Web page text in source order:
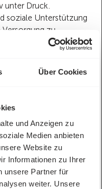
Über Cookies
und Anzeigen zu
Medien anbieten
Website zu
Informationen zu Ihrer
unsere Partner für
weiter. Unsere
unter Druck.
soziale Unterstützung
zu
besser
zwischen
laut den
Versorgungslücken.
lange in Spitälern
wechseln.